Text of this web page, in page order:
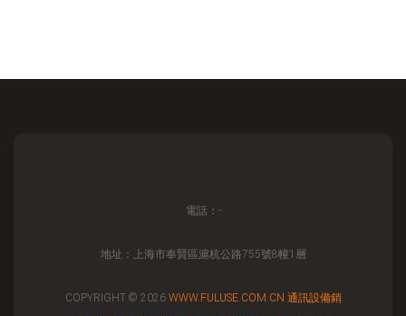
電話：-
地址：上海市奉賢區滬杭公路755號8幢1層
COPYRIGHT © 2026 WWW.FULUSE.COM.CN 通訊設備銷